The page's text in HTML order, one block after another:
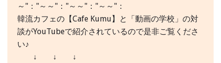
～"："～～"："～～"："～～"：
韓流カフェの【Cafe Kumu】と「動画の学校」の対
談がYouTubeで紹介されているので是非ご覧くださ
い♪
↓ ↓ ↓